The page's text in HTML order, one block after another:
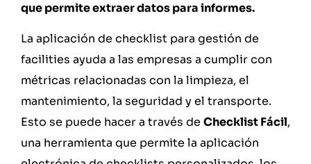
que permite extraer datos para informes.
La aplicación de checklist para gestión de
facilities ayuda a las empresas a cumplir con
métricas relacionadas con la limpieza, el
mantenimiento, la seguridad y el transporte.
Esto se puede hacer a través de Checklist Fácil,
una herramienta que permite la aplicación